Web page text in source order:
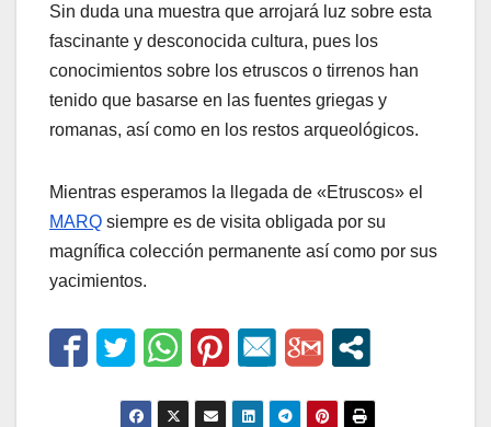
Sin duda una muestra que arrojará luz sobre esta
fascinante y desconocida cultura, pues los
conocimientos sobre los etruscos o tirrenos han
tenido que basarse en las fuentes griegas y
romanas, así como en los restos arqueológicos.
Mientras esperamos la llegada de «Etruscos» el
MARQ siempre es de visita obligada por su
magnífica colección permanente así como por sus
yacimientos.